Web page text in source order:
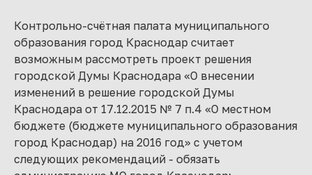
Контрольно-счётная палата муниципального
образования город Краснодар считает
возможным рассмотреть проект решения
городской Думы Краснодара «О внесении
изменений в решение городской Думы
Краснодара от 17.12.2015 № 7 п.4 «О местном
бюджете (бюджете муниципального образования
город Краснодар) на 2016 год» с учетом
следующих рекомендаций - обязать